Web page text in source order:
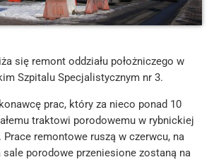
się remont oddziału położniczego w
Szpitalu Specjalistycznym nr 3.
prac, który za nieco ponad 10
traktowi porodowemu w rybnickiej
Prace remontowe ruszą w czerwcu, na
porodowe przeniesione zostaną na